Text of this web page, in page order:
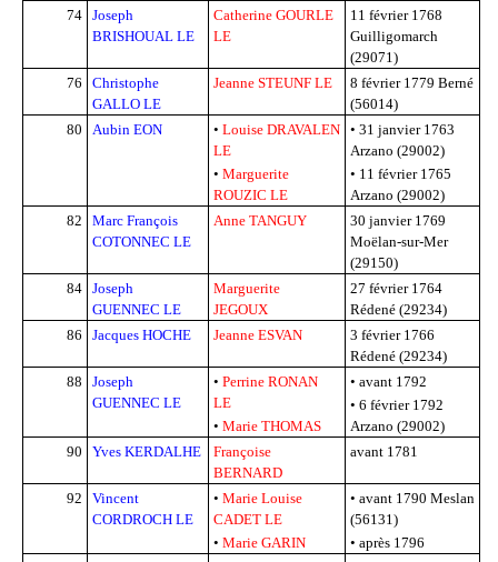
74 Joseph
BRISHOUAL LE
Catherine GOURLE
LE
11 février 1768
Guilligomarch
(29071)
76
Christophe
GALLO LE
Jeanne STEUNF LE 8 février 1779 Berné
(56014)
80
Aubin EON • Louise DRAVALEN
LE
• Marguerite
ROUZIC LE
• 31 janvier 1763
Arzano (29002)
• 11 février 1765
Arzano (29002)
82
Marc François
COTONNEC LE
Anne TANGUY
30 janvier 1769
Moëlan-sur-Mer
(29150)
84 Joseph
GUENNEC LE
Marguerite
JEGOUX
27 février 1764
Rédené (29234)
86
Jacques HOCHE Jeanne ESVAN
3 février 1766
Rédené (29234)
88
Joseph
GUENNEC LE
• Perrine RONAN
LE
• Marie THOMAS
• avant 1792
• 6 février 1792
Arzano (29002)
90
Yves KERDALHE
Françoise
BERNARD
avant 1781
92
Vincent
CORDROCH LE
• Marie Louise
CADET LE
• Marie GARIN
• avant 1790 Meslan
(56131)
• après 1796